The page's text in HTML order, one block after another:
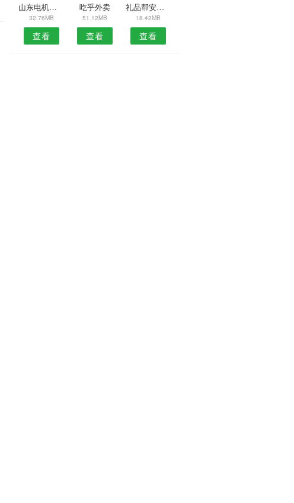
山东电机网APP
32.76MB
查看
吃乎外卖
51.12MB
查看
礼品帮安卓版
18.42MB
查看